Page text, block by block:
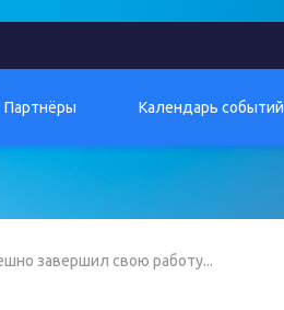
Партнёры Календарь событий
завершил свою работу...